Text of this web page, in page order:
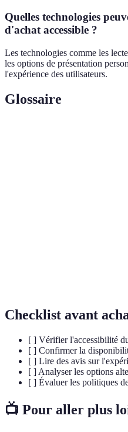
Quelles technologies
d'achat accessible ?
Les technologies comme les
les options de présentation
l'expérience des utilisateurs.
Glossaire
Checklist avant
[ ] Vérifier l'accessibilité
[ ] Confirmer la
[ ] Lire des avis sur
[ ] Analyser les options
[ ] Évaluer les politiques
📺 Pour aller plus